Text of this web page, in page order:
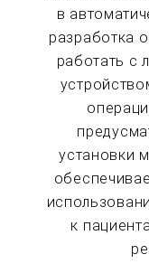
в
разработка
работать с
установки
к